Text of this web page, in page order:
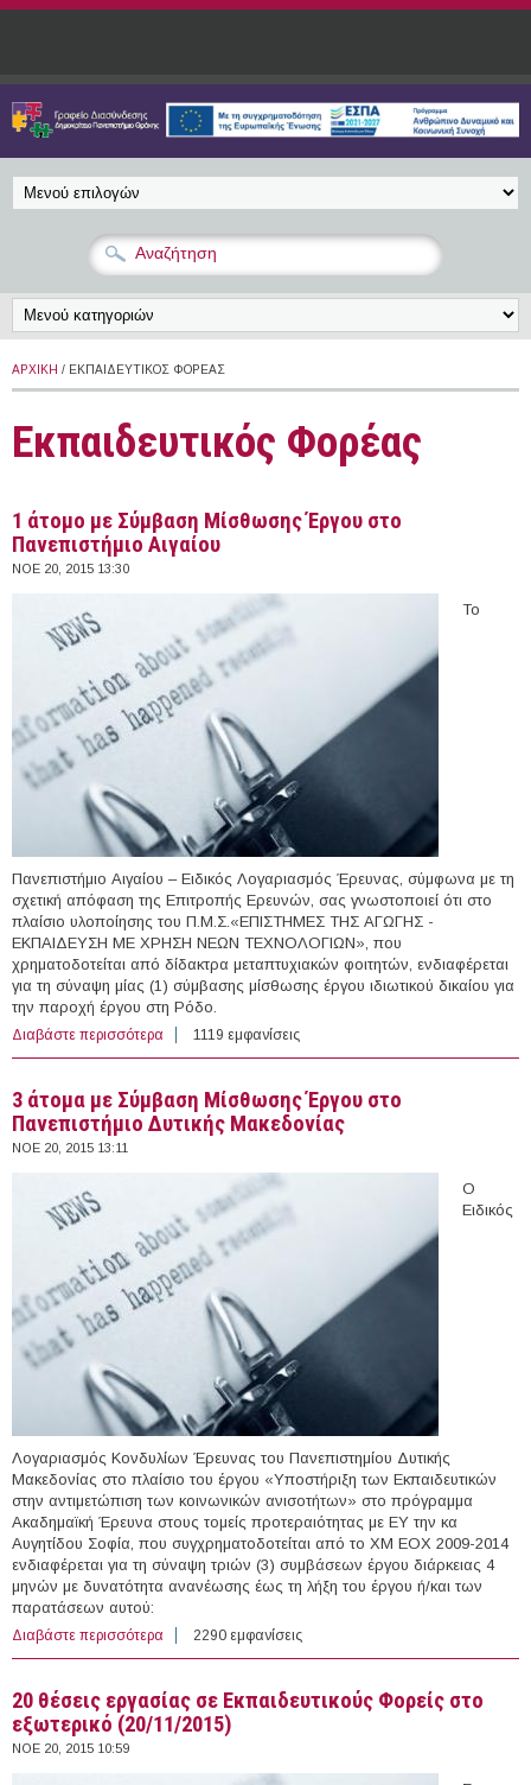
Παράκαμψη προς το κυρίως περιεχόμενο
ΑΡΧΙΚΉ / ΕΚΠΑΙΔΕΥΤΙΚΌΣ ΦΟΡΈΑΣ
Εκπαιδευτικός Φορέας
1 άτομο με Σύμβαση Μίσθωσης Έργου στο
Πανεπιστήμιο Αιγαίου
ΝΟΕ 20, 2015 13:30
Το
Πανεπιστήμιο Αιγαίου – Ειδικός Λογαριασμός Έρευνας, σύμφωνα με τη
σχετική απόφαση της Επιτροπής Ερευνών, σας γνωστοποιεί ότι στο
πλαίσιο υλοποίησης του Π.Μ.Σ.«ΕΠΙΣΤΗΜΕΣ ΤΗΣ ΑΓΩΓΗΣ -
ΕΚΠΑΙΔΕΥΣΗ ΜΕ ΧΡΗΣΗ ΝΕΩΝ ΤΕΧΝΟΛΟΓΙΩΝ», που
χρηματοδοτείται από δίδακτρα μεταπτυχιακών φοιτητών, ενδιαφέρεται
για τη σύναψη μίας (1) σύμβασης μίσθωσης έργου ιδιωτικού δικαίου για
την παροχή έργου στη Ρόδο.
Διαβάστε περισσότερα για 1 άτομο με Σύμβαση Μίσθωσης Έργου στο
Πανεπιστήμιο Αιγαίου
1119 εμφανίσεις
3 άτομα με Σύμβαση Μίσθωσης Έργου στο
Πανεπιστήμιο Δυτικής Μακεδονίας
ΝΟΕ 20, 2015 13:11
Ο
Ειδικός
Λογαριασμός Κονδυλίων Έρευνας του Πανεπιστημίου Δυτικής
Μακεδονίας στο πλαίσιο του έργου «Υποστήριξη των Εκπαιδευτικών
στην αντιμετώπιση των κοινωνικών ανισοτήτων» στο πρόγραμμα
Ακαδημαϊκή Έρευνα στους τομείς προτεραιότητας με ΕΥ την κα
Αυγητίδου Σοφία, που συγχρηματοδοτείται από το ΧΜ ΕΟΧ 2009-2014
ενδιαφέρεται για τη σύναψη τριών (3) συμβάσεων έργου διάρκειας 4
μηνών με δυνατότητα ανανέωσης έως τη λήξη του έργου ή/και των
παρατάσεων αυτού:
Διαβάστε περισσότερα για 3 άτομα με Σύμβαση Μίσθωσης Έργου στο
Πανεπιστήμιο Δυτικής Μακεδονίας
2290 εμφανίσεις
20 θέσεις εργασίας σε Εκπαιδευτικούς Φορείς στο
εξωτερικό (20/11/2015)
ΝΟΕ 20, 2015 10:59